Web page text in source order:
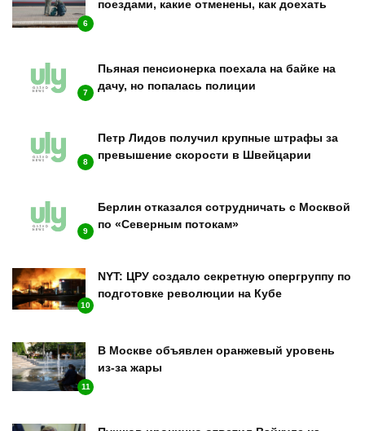
6
поездами, какие отменены, как доехать
7
Пьяная пенсионерка поехала на байке на
дачу, но попалась полиции
8
Петр Лидов получил крупные штрафы за
превышение скорости в Швейцарии
9
Берлин отказался сотрудничать с Москвой
по «Северным потокам»
10
NYT: ЦРУ создало секретную опергруппу по
подготовке революции на Кубе
11
В Москве объявлен оранжевый уровень
из-за жары